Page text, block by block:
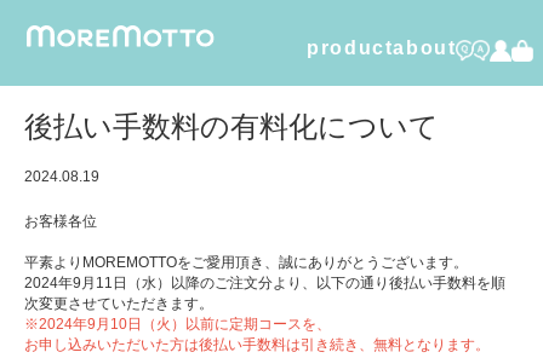
productabout
humuskin water
dental care gel
organic cotton
後払い手数料の有料化について
2024.08.19
お客様各位
平素よりMOREMOTTOをご愛用頂き、誠にありがとうございます。
2024年9月11日（水）以降のご注文分より、以下の通り後払い手数料を順
次変更させていただきます。
※2024年9月10日（火）以前に定期コースを、
お申し込みいただいた方は後払い手数料は引き続き、無料となります。